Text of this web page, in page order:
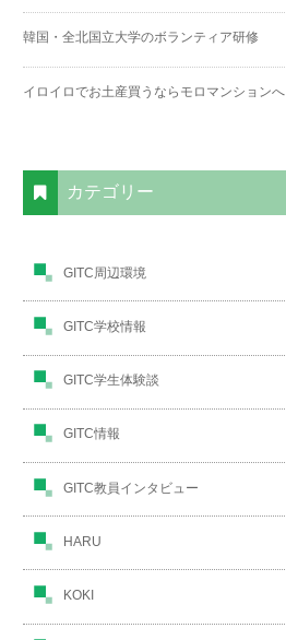
韓国・全北国立大学のボランティア研修
イロイロでお土産買うならモロマンションへ
カテゴリー
GITC周辺環境
GITC学校情報
GITC学生体験談
GITC情報
GITC教員インタビュー
HARU
KOKI